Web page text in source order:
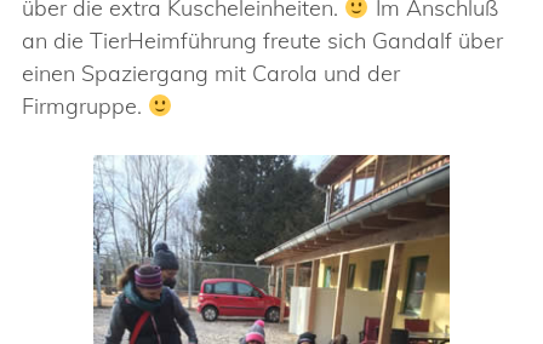
über die extra Kuscheleinheiten.
Im Anschluß
an die TierHeimführung freute sich Gandalf über
einen Spaziergang mit Carola und der
Firmgruppe.